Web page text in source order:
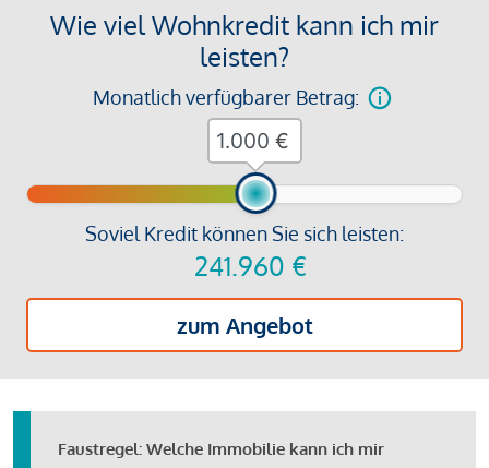
Wie viel Wohnkredit kann ich mir
leisten?
Monatlich verfügbarer Betrag:
Soviel Kredit können Sie sich leisten:
241.960 €
zum Angebot
€
Faustregel: Welche Immobilie kann ich mir